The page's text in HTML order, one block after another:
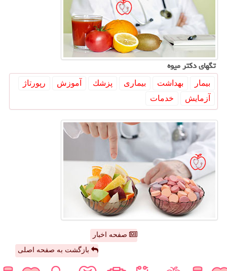
تگهای دكتر میوه
بیمار بهداشت بیماری پزشك آموزش
رپورتاژ
آزمایش
خدمات
صفحه اخبار
بازگشت به صفحه اصلی